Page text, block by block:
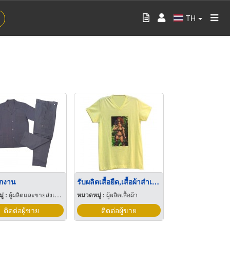
TH
งาน
: ผู้ผลิตและขายส่งเสื้อผ้าสำเร็จรูป
ติดต่อผู้ขาย
รับผลิตเสื้อยืด,เสื้อผ้าสำเร็จรูปราคาส่ง
หมวดหมู่ : ผู้ผลิตเสื้อผ้า
ติดต่อผู้ขาย